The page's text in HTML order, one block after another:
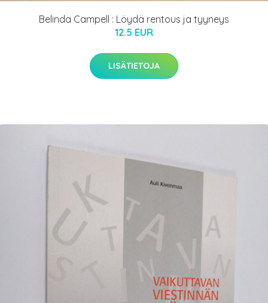
Belinda Campell : Löydä rentous ja tyyneys
12.5 EUR
LISÄTIETOJA